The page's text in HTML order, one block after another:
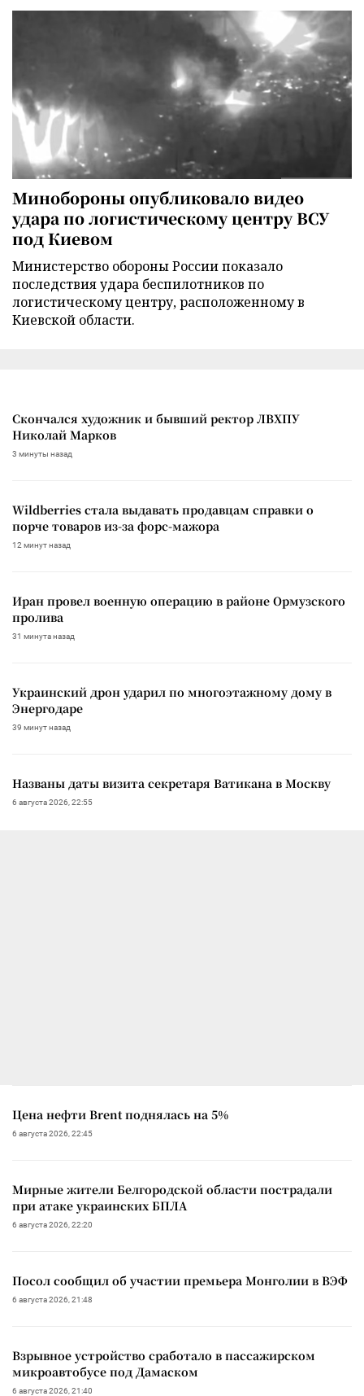
Минобороны опубликовало видео
удара по логистическому центру ВСУ
под Киевом
Министерство обороны России показало
последствия удара беспилотников по
логистическому центру, расположенному в
Киевской области.
Скончался художник и бывший ректор ЛВХПУ
Николай Марков
3 минуты назад
Wildberries стала выдавать продавцам справки о
порче товаров из-за форс-мажора
12 минут назад
Иран провел военную операцию в районе Ормузского
пролива
31 минута назад
Украинский дрон ударил по многоэтажному дому в
Энергодаре
39 минут назад
Названы даты визита секретаря Ватикана в Москву
6 августа 2026, 22:55
Цена нефти Brent поднялась на 5%
6 августа 2026, 22:45
Мирные жители Белгородской области пострадали
при атаке украинских БПЛА
6 августа 2026, 22:20
Посол сообщил об участии премьера Монголии в ВЭФ
6 августа 2026, 21:48
Взрывное устройство сработало в пассажирском
микроавтобусе под Дамаском
6 августа 2026, 21:40